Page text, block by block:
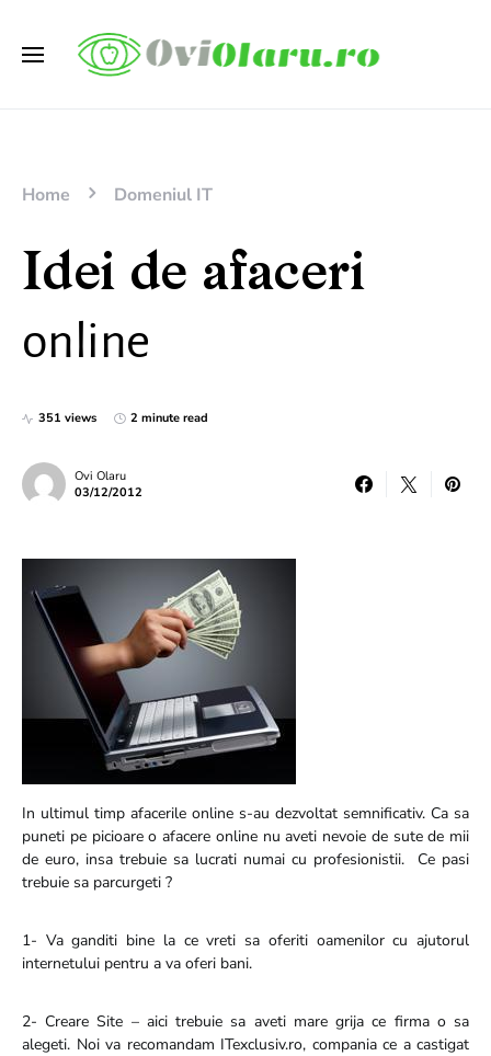
Home Domeniul IT
Idei de afaceri
online
351 views 2 minute read
Ovi Olaru
03/12/2012
In ultimul timp afacerile online s-au dezvoltat semnificativ. Ca sa
puneti pe picioare o afacere online nu aveti nevoie de sute de mii
de euro, insa trebuie sa lucrati numai cu profesionistii. Ce pasi
trebuie sa parcurgeti ?
1- Va ganditi bine la ce vreti sa oferiti oamenilor cu ajutorul
internetului pentru a va oferi bani.
2- Creare Site – aici trebuie sa aveti mare grija ce firma o sa
alegeti. Noi va recomandam ITexclusiv.ro, compania ce a castigat